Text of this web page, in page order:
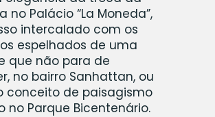
no Palácio “La Moneda”,
intercalado com os
espelhados de uma
que não para de
no bairro Sanhattan, ou
conceito de paisagismo
no Parque Bicentenário.